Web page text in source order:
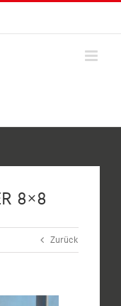
8×8
Zurück